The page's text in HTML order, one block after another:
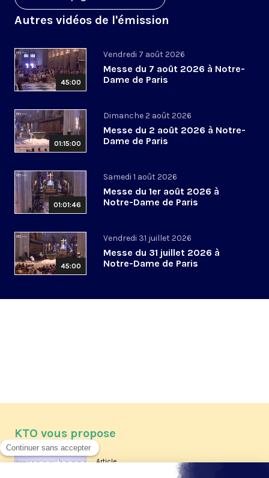
Autres vidéos de l'émission
45:00
Vendredi 7 août 2026
Messe du 7 août 2026 à Notre-
Dame de Paris
01:15:00
Dimanche 2 août 2026
Messe du 2 août 2026 à Notre-
Dame de Paris
01:01:46
Samedi 1 août 2026
Messe du 1er août 2026 à
Notre-Dame de Paris
45:00
Vendredi 31 juillet 2026
Messe du 31 juillet 2026 à
Notre-Dame de Paris
KTO vous propose
Article
Les reportages d'été 2026 de KTO